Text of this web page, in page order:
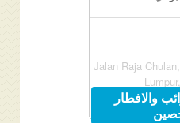
73 Jalan Raja
والافطار